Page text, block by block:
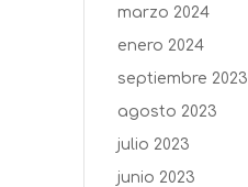
marzo 2024
enero 2024
septiembre 2023
agosto 2023
julio 2023
junio 2023